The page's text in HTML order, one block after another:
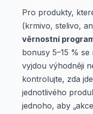
Pro produkty,
(krmivo, stelivo,
věrnostní
bonusy 5–15 %
vyjdou výhodněji
kontrolujte, zda
jednotlivého
jednoho, aby